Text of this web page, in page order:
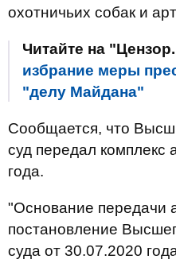
охотничьих собак и
Читайте на
избрание меры
"делу Майдана"
Сообщается, что
суд передал комплекс
года.
"Основание передачи
постановление
суда от 30.07.2020